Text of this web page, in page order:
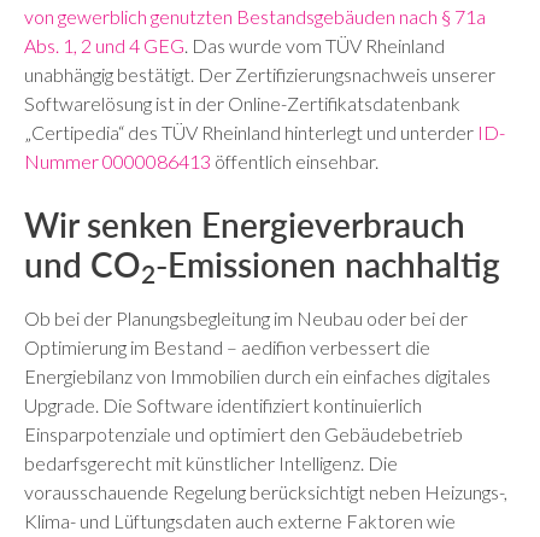
von gewerblich genutzten Bestandsgebäuden nach § 71a
Abs. 1, 2 und 4 GEG. Das wurde vom TÜV Rheinland
unabhängig bestätigt. Der Zertifizierungsnachweis unserer
Softwarelösung ist in der Online-Zertifikatsdatenbank
„Certipedia“ des TÜV Rheinland hinterlegt und unterder ID-
Nummer 0000086413 öffentlich einsehbar.
Wir senken Energieverbrauch
und CO2-Emissionen nachhaltig
Ob bei der Planungsbegleitung im Neubau oder bei der
Optimierung im Bestand – aedifion verbessert die
Energiebilanz von Immobilien durch ein einfaches digitales
Upgrade. Die Software identifiziert kontinuierlich
Einsparpotenziale und optimiert den Gebäudebetrieb
bedarfsgerecht mit künstlicher Intelligenz. Die
vorausschauende Regelung berücksichtigt neben Heizungs-,
Klima- und Lüftungsdaten auch externe Faktoren wie